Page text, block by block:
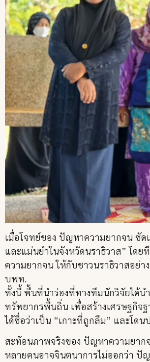
เมื่อโจทย์ของ ปัญหาความยากจน ชัด
และแม่นยำในจังหวัดนราธิวาส” โด
ความยากจน ให้กับชาวนราธิวาสอย่
บพท.
ทั้งนี้ พื้นที่นำร่องที่ทางทีมนักวิจัยได้น
ทรัพยากรพื้นถิ่น เพื่อสร้างเศรษฐกิจ
ได้ชื่อว่าเป็น “เกาะที่ถูกลืม” และโ
สะท้อนภาพจริงของ ปัญหาความยาก
หลายคนอาจจินตนาการไม่ออกว่า ปั